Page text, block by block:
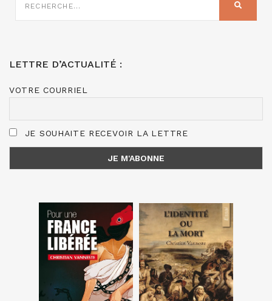
SUR
LETTRE D’ACTUALITÉ :
VOTRE COURRIEL
JE SOUHAITE RECEVOIR LA LETTRE